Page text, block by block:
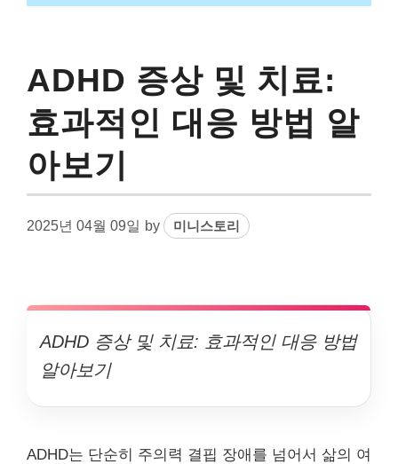
ADHD 증상 및 치료:
효과적인 대응 방법 알
아보기
2025년 04월 09일 by 미니스토리
ADHD 증상 및 치료: 효과적인 대응 방법
알아보기
ADHD는 단순히 주의력 결핍 장애를 넘어서 삶의 여